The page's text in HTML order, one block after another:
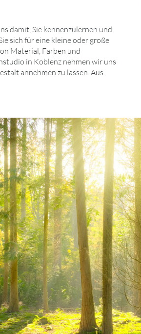
damit, Sie kennenzulernen und
sich für eine kleine oder große
Material, Farben und
in Koblenz nehmen wir uns
annehmen zu lassen. Aus